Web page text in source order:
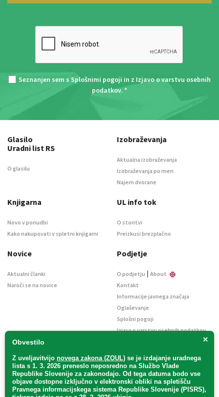
Seznanjen sem s Splošnimi pogoji in z Izjavo o varstvu osebnih
podatkov. *
×
Obvestilo
Z uveljavitvijo novega zakona (ZOUL) se je izdajanje uradnega
lista s 1. 3. 2026 preneslo neposredno na Službo Vlade
Republike Slovenije za zakonodajo. Od tega datuma bodo vse
objave dostopne izključno v elektronski obliki na spletišču
Pravnega informacijskega sistema Republike Slovenije (PISRS),
Glasilo
Uradni list RS
O glasilu
Izobraževanja
Aktualna izobraževanja
Izobraževanja po meri
Najem dvorane
Knjigarna
Novo v ponudbi
Kako nakupovati v spletni knjigarni
UL info tok
O storitvi
Preizkusi brezplačno
Novice
Aktualni članki
Naroči se na novice
Podjetje
O podjetju | About
Kontakt
Informacije javnega značaja
Oglaševanje
Splošni pogoji
Izjava o varstvu osebnih podatkov
Uradni list d. o. o. – v likvidaciji / Vse pravice pridržane.